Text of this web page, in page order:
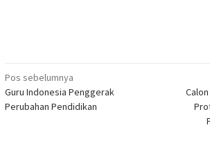
Navigasi
pos
Pos sebelumnya
Guru Indonesia Penggerak
Perubahan Pendidikan